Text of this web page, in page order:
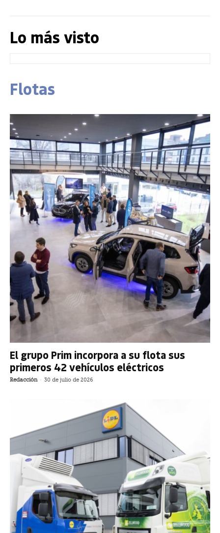
Lo más visto
Flotas
El grupo Prim incorpora a su flota sus
primeros 42 vehículos eléctricos
Redacción - 30 de julio de 2026